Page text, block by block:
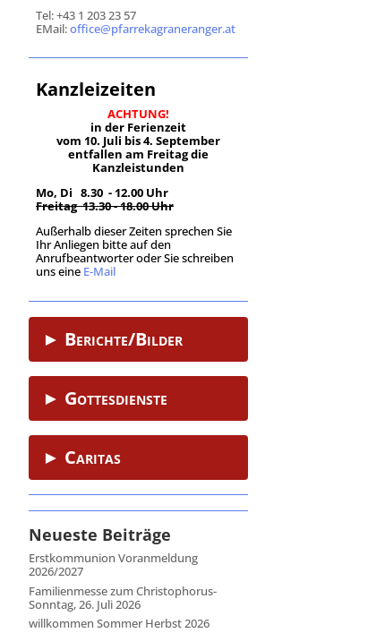
Tel: +43 1 203 23 57
EMail:office@pfarrekagraneranger.at
Kanzleizeiten
ACHTUNG!
in der Ferienzeit
vom 10. Juli bis 4. September
entfallen am Freitag die
Kanzleistunden
Mo, Di 8.30 - 12.00 Uhr
Freitag 13.30 - 18.00 Uhr
Außerhalb dieser Zeiten sprechen Sie
Ihr Anliegen bitte auf den
Anrufbeantworter oder Sie schreiben
uns eine E-Mail.
► Berichte/Bilder
► Gottesdienste
► Caritas
Neueste Beiträge
Erstkommunion Voranmeldung
2026/2027
Familienmesse zum Christophorus-
Sonntag, 26. Juli 2026
willkommen Sommer Herbst 2026